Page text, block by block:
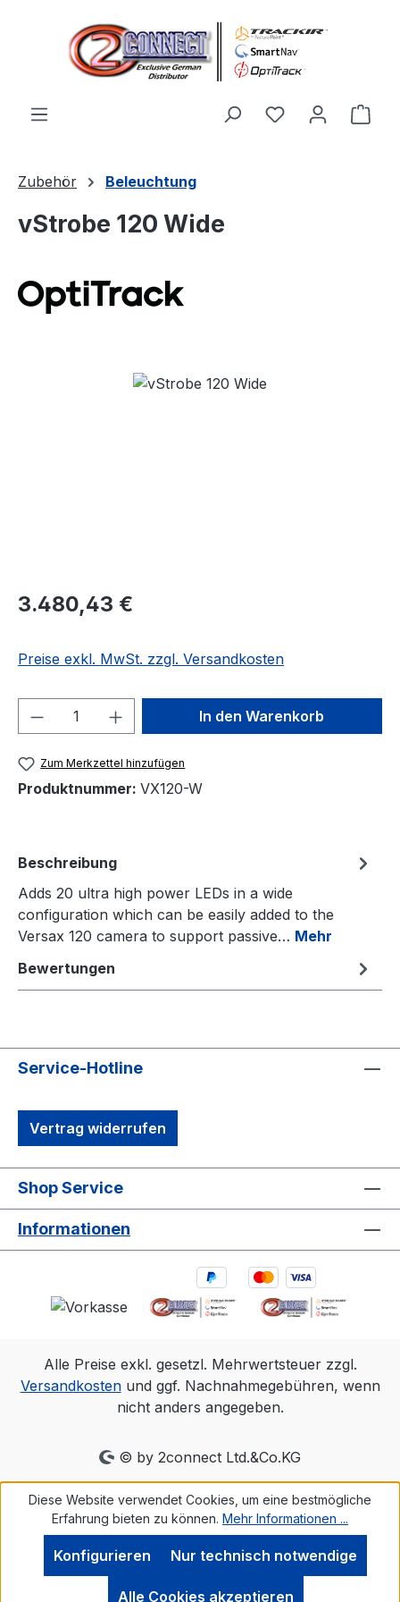
Zum Hauptinhalt springen
Du hast 0
Zubehör Beleuchtung
vStrobe 120 Wide
Bildergalerie überspringen
Regulärer Preis:
3.480,43 €
Preise exkl. MwSt. zzgl. Versandkosten
Produkt Anzahl: Gib denIn den Warenkorb
Zum Merkzettel hinzufügen
Produktnummer: VX120-W
Beschreibung
Adds 20 ultra high power LEDs in a wide
configuration which can be easily added to the
Versax 120 camera to support passive… Mehr
Bewertungen
Service-Hotline
Vertrag widerrufen
Shop Service
Informationen
Alle Preise exkl. gesetzl. Mehrwertsteuer zzgl.
Versandkostenund ggf. Nachnahmegebühren, wenn
nicht anders angegeben.
© by 2connect Ltd.&Co.KG
Diese Website verwendet Cookies, um eine bestmögliche
Erfahrung bieten zu können. Mehr Informationen ...
Nur technisch notwendige
Konfigurieren
Alle Cookies akzeptieren